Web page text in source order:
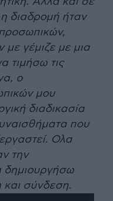
διαδρομή ήταν
γέμιζε με μια
τιμήσω τις
ο
μου
διαδικασία
που
Ολα
την
δημιουργήσω
σύνδεση.